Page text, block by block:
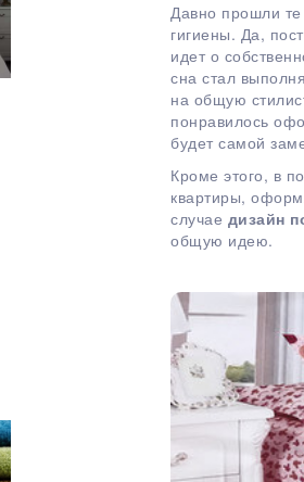
Давно прошли те
гигиены. Да,
идет о
сна стал
на общую
понравилось
будет самой
Кроме этого, в
квартиры,
случае дизайн
общую идею.